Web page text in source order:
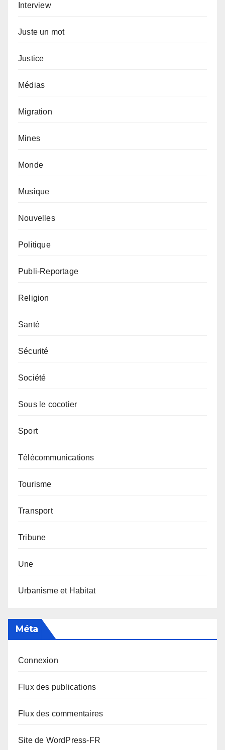
Interview
Juste un mot
Justice
Médias
Migration
Mines
Monde
Musique
Nouvelles
Politique
Publi-Reportage
Religion
Santé
Sécurité
Société
Sous le cocotier
Sport
Télécommunications
Tourisme
Transport
Tribune
Une
Urbanisme et Habitat
Méta
Connexion
Flux des publications
Flux des commentaires
Site de WordPress-FR